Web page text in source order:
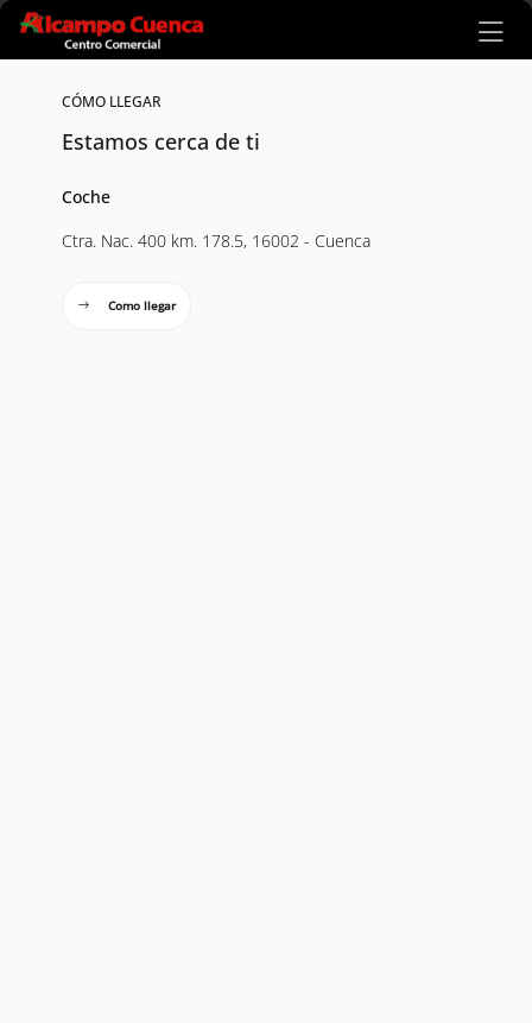
Ir al contenido principal
CÓMO LLEGAR
Estamos cerca de ti
Coche
Ctra. Nac. 400 km. 178.5, 16002 - Cuenca
Como llegar